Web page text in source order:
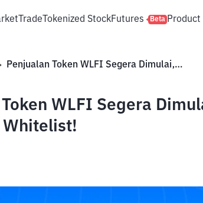
TradeTokenized StockFutures Beta Product
Penjualan Token WLFI Segera Dimulai, Hanya untuk Pengguna Whitelist!
Token WLFI Segera
Whitelist!